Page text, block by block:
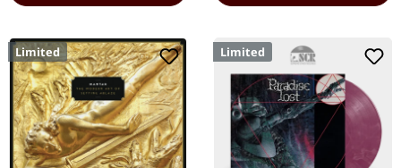
Limited Limited